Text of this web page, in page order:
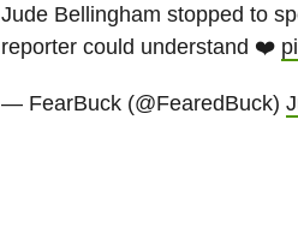
Jude Bellingham stopped to
reporter could understand ❤️
— FearBuck (@FearedBuck)